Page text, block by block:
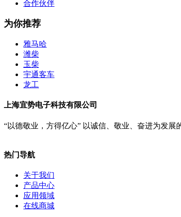
合作伙伴
为你推荐
雅马哈
潍柴
玉柴
宇通客车
龙工
上海宜势电子科技有限公司
“以德敬业，方得亿心” 以诚信、敬业、奋进为发
热门导航
关于我们
产品中心
应用领域
在线商城